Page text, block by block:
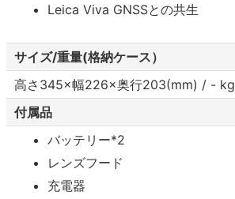
Leica Viva GNSSとの共生
サイズ/重量(格納ケース）
高さ345×幅226×奥行203(mm) / - kg
付属品
バッテリー*2
レンズフード
充電器